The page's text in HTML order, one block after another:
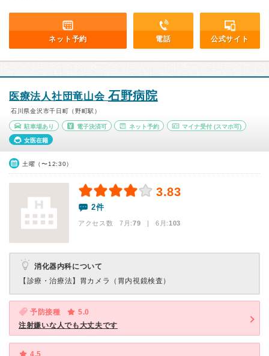
ネット予約 電話 公式サイト
医療法人社団竜山会 石野病院
石川県金沢市千日町（野町駅）
駐車場あり 電子決済可 ネット予約 マイナ受付 (スマホ可)
女医在籍
土曜（〜12:30）
3.83
2件
アクセス数 7月:79 | 6月:103
消化器内科について
【診療・治療法】 胃カメラ（胃内視鏡検査）
予防接種
5.0
注射嫌いな人でも大丈夫です
4.5